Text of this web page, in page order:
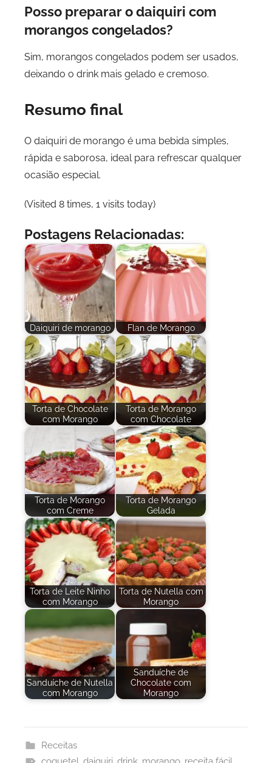
Posso preparar o daiquiri com
morangos congelados?
Sim, morangos congelados podem ser usados,
deixando o drink mais gelado e cremoso.
Resumo final
O daiquiri de morango é uma bebida simples,
rápida e saborosa, ideal para refrescar qualquer
ocasião especial.
(Visited 8 times, 1 visits today)
Postagens Relacionadas:
Daiquiri de morango Flan de Morango
Torta de Chocolate
com Morango
Torta de Morango
com Chocolate
Torta de Morango
com Creme
Torta de Morango
Gelada
Torta de Leite Ninho
com Morango
Torta de Nutella com
Morango
Sanduíche de Nutella
com Morango
Sanduíche de
Chocolate com
Morango
Receitas